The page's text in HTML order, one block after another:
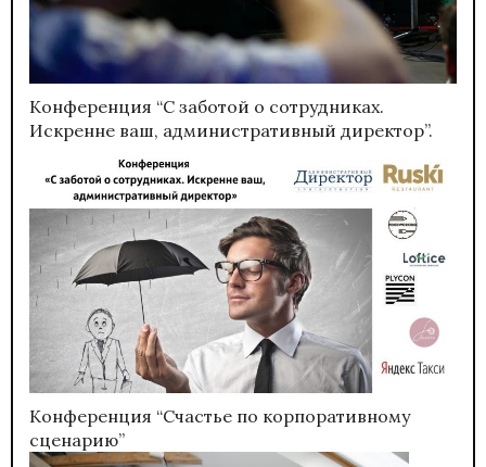
Конференция “С заботой о сотрудниках.
Искренне ваш, административный директор”.
Конференция “Счастье по корпоративному
сценарию”